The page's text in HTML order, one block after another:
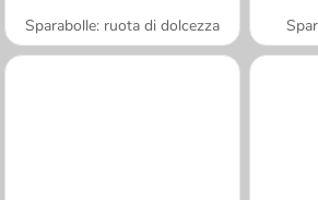
Sparabolle: ruota di dolcezza